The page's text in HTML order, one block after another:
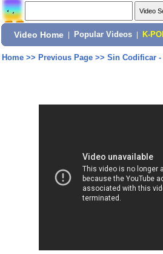
Video Home Popular Videos K-
Home>> Previous Page>> Sin Codificar